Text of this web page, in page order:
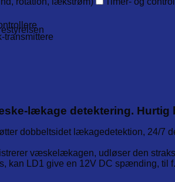
transmittere
lækage detektering. Hurtig
dobbeltsidet lækagedetektion, 24/
væskelækagen, udløser den
kan LD1 give en 12V DC spænding, til